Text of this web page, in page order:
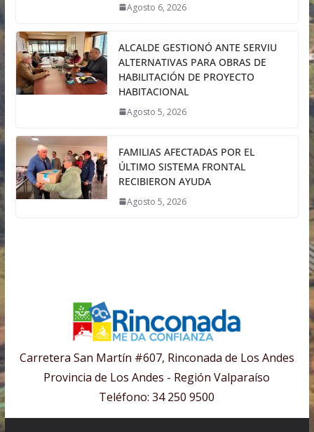
Agosto 6, 2026
ALCALDE GESTIONÓ ANTE SERVIU
ALTERNATIVAS PARA OBRAS DE
HABILITACIÓN DE PROYECTO
HABITACIONAL
Agosto 5, 2026
FAMILIAS AFECTADAS POR EL
ÚLTIMO SISTEMA FRONTAL
RECIBIERON AYUDA
Agosto 5, 2026
Carretera San Martín #607, Rinconada de Los Andes
Provincia de Los Andes - Región Valparaíso
Teléfono: 34 250 9500